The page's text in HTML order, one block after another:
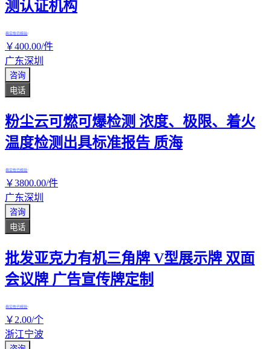
测认证机构
真实性已核验
￥400.00/件
广东深圳
咨询
电话
粉尘云可燃可爆检测 浓度、极限、着火
温度检测出具标准报告 质海
真实性已核验
￥3800.00/件
广东深圳
咨询
电话
批发亚克力有机三角牌 V型展示牌 双面
会议牌 广告宣传牌定制
真实性已核验
￥ 2.00/个
浙江宁波